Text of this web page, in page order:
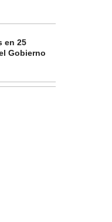
en 25
Gobierno